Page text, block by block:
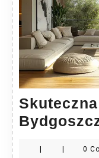
| | 0